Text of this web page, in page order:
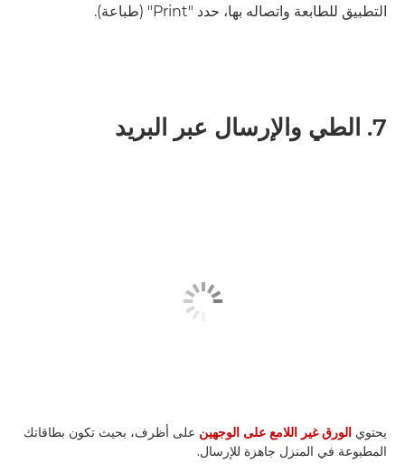
التطبيق للطابعة واتصاله بها، حدد "Print" (طباعة).
7. الطي والإرسال عبر البريد
يحتوي الورق غير اللامع على الوجهين على أظرف، بحيث تكون بطاقاتك
المطبوعة في المنزل جاهزة للإرسال.